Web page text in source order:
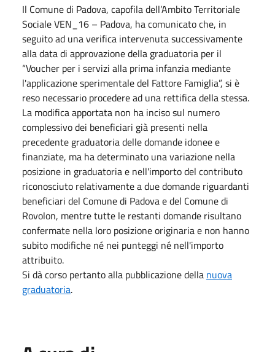
Il Comune di Padova, capofila dell’Ambito Territoriale
Sociale VEN_16 – Padova, ha comunicato che, in
seguito ad una verifica intervenuta successivamente
alla data di approvazione della graduatoria per il
“Voucher per i servizi alla prima infanzia mediante
l'applicazione sperimentale del Fattore Famiglia”, si è
reso necessario procedere ad una rettifica della stessa.
La modifica apportata non ha inciso sul numero
complessivo dei beneficiari già presenti nella
precedente graduatoria delle domande idonee e
finanziate, ma ha determinato una variazione nella
posizione in graduatoria e nell'importo del contributo
riconosciuto relativamente a due domande riguardanti
beneficiari del Comune di Padova e del Comune di
Rovolon, mentre tutte le restanti domande risultano
confermate nella loro posizione originaria e non hanno
subito modifiche né nei punteggi né nell'importo
attribuito.
Si dà corso pertanto alla pubblicazione della nuova
graduatoria.